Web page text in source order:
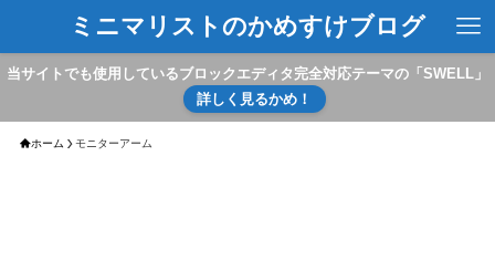
ミニマリストのかめすけブログ
当サイトでも使用しているブロックエディタ完全対応テーマの「SWELL」
詳しく見るかめ！
ホーム モニターアーム